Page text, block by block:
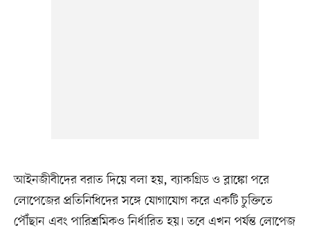
আইনজীবীদের বরাত দিয়ে বলা হয়, ব্যাকগ্রিড ও ব্লাঙ্কো পরে
লোপেজের প্রতিনিধিদের সঙ্গে যোগাযোগ করে একটি চুক্তিতে
পৌঁছান এবং পারিশ্রমিকও নির্ধারিত হয়। তবে এখন পর্যন্ত লোপেজ